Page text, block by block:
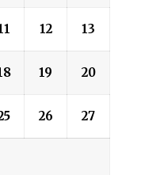
12 13
19 20
26 27